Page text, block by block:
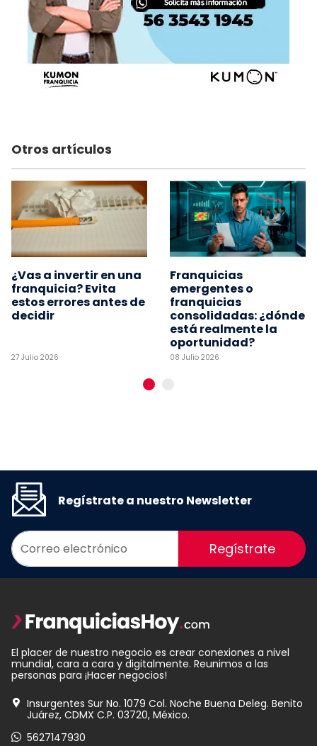
Otros artículos
¿Vas a invertir en una
franquicia? Evita
estos errores antes de
decidir
27 Julio 2026
Franquicias
emergentes o
franquicias
consolidadas: ¿dónde
está realmente la
oportunidad?
08 Julio 2026
Regístrate a nuestro Newsletter
Regístrate
El placer de nuestro negocio es crear conexiones a nivel
mundial, cara a cara y digitalmente. Reunimos a las
personas para ¡Hacer negocios!
Insurgentes Sur No. 1079 Col. Noche Buena Deleg. Benito
Juárez, CDMX C.P. 03720, México.
5627147930